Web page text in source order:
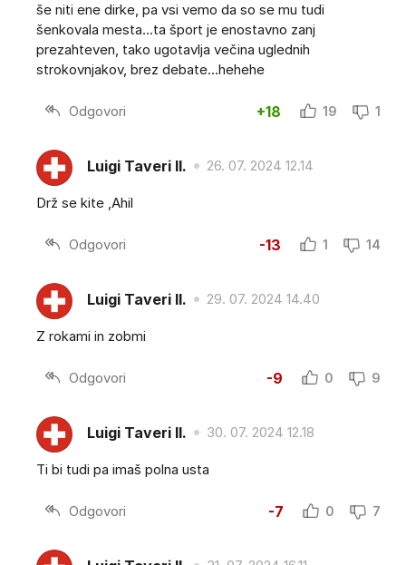
še niti ene dirke, pa vsi vemo da so se mu tudi
šenkovala mesta...ta šport je enostavno zanj
prezahteven, tako ugotavlja večina uglednih
strokovnjakov, brez debate...hehehe
Odgovori +18 19 1
Luigi Taveri II. 26. 07. 2024 12.14
Drž se kite ,Ahil
Odgovori -13 1 14
Luigi Taveri II. 29. 07. 2024 14.40
Z rokami in zobmi
Odgovori -9 0 9
Luigi Taveri II. 30. 07. 2024 12.18
Ti bi tudi pa imaš polna usta
Odgovori -7 0 7